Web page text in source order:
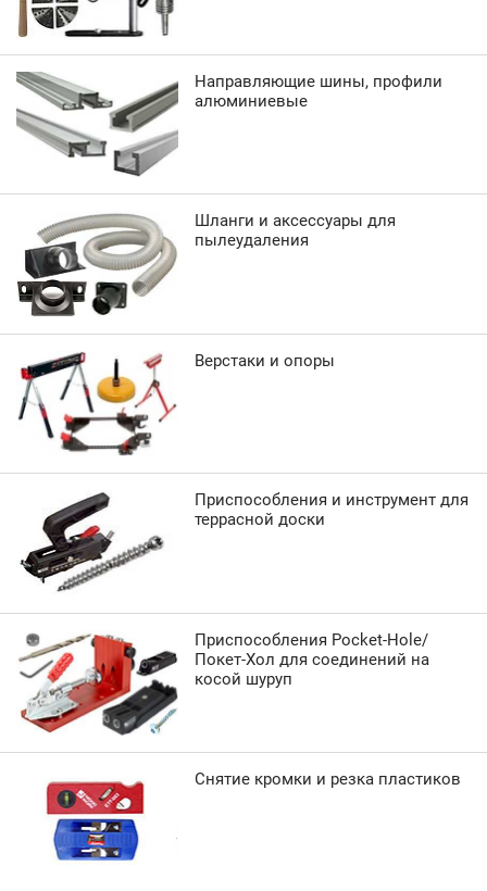
Направляющие шины, профили
алюминиевые
Шланги и аксессуары для
пылеудаления
Верстаки и опоры
Приспособления и инструмент для
террасной доски
Приспособления Pocket-Hole/
Покет-Хол для соединений на
косой шуруп
Снятие кромки и резка пластиков